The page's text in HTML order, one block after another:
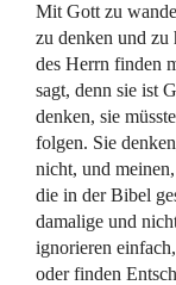
Mit Gott zu
zu denken und zu
des Herrn finden
sagt, denn sie ist
denken, sie
folgen. Sie
nicht, und
die in der Bibel
damalige und
ignorieren
oder finden